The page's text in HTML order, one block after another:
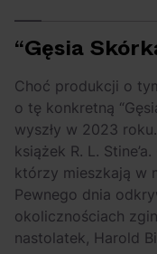
“Gęsia
Choć produkcji o
o tę konkretną
wyszły w 2023
książek R. L.
którzy mieszkają w
Pewnego dnia
okolicznościach
nastolatek, Harold